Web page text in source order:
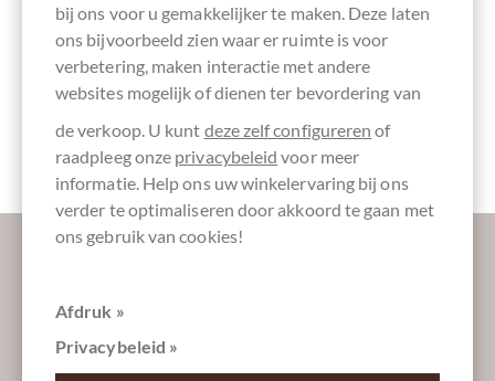
verhandeld
Chocoladerepen Cadeaudoos
1 licht
geroosterd
Laat ons uw inbox verzoeten:
bij ons voor u gemakkelijker te maken. Deze laten
ons bijvoorbeeld zien waar er ruimte is voor
verbetering, maken interactie met andere
websites mogelijk of dienen ter bevordering van
de verkoop. U kunt deze zelf configureren of
raadpleeg onze privacybeleid voor meer
informatie. Help ons uw winkelervaring bij ons
verder te optimaliseren door akkoord te gaan met
ons gebruik van cookies!
Afdruk »
Privacybeleid »